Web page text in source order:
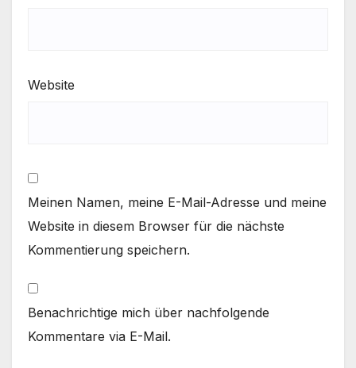
Website
Meinen Namen, meine E-Mail-Adresse und meine
Website in diesem Browser für die nächste
Kommentierung speichern.
Benachrichtige mich über nachfolgende
Kommentare via E-Mail.